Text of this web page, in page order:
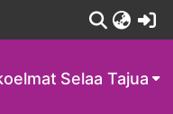
Selaa Tajua